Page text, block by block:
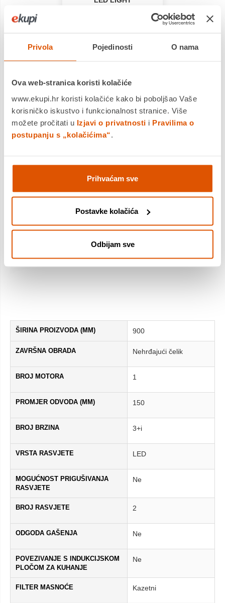
Privola Pojedinosti O nama
Ova web-stranica koristi kolačiće
www.ekupi.hr koristi kolačiće kako bi poboljšao Vaše
korisničko iskustvo i funkcionalnost stranice. Više
možete pročitati u Izjavi o privatnosti i Pravilima o
postupanju s „kolačićima“
Prihvaćam sve
Postavke kolačića
Odbijam sve
području kuhanja, uz
znatnu uštedu energije.
ŠIRINA PROIZVODA (MM) 900
ZAVRŠNA OBRADA Nehrđajući čelik
BROJ MOTORA 1
PROMJER ODVODA (MM) 150
BROJ BRZINA 3+i
VRSTA RASVJETE LED
MOGUĆNOST PRIGUŠIVANJA
RASVJETE
Ne
BROJ RASVJETE 2
ODGODA GAŠENJA Ne
POVEZIVANJE S INDUKCIJSKOM
PLOČOM ZA KUHANJE
Ne
FILTER MASNOĆE Kazetni